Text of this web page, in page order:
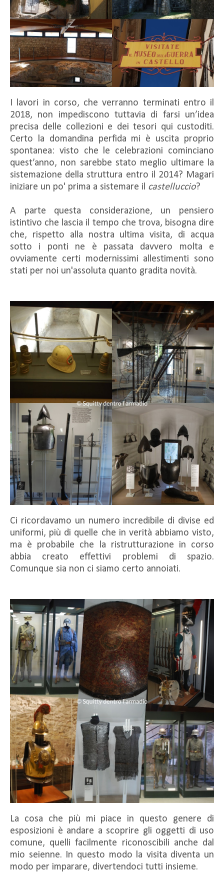
I lavori in corso, che verranno terminati entro il
2018, non impediscono tuttavia di farsi un’idea
precisa delle collezioni e dei tesori qui custoditi.
Certo la domandina perfida mi è uscita proprio
spontanea: visto che le celebrazioni cominciano
quest’anno, non sarebbe stato meglio ultimare la
sistemazione della struttura entro il 2014? Magari
iniziare un po' prima a sistemare il castelluccio?
A parte questa considerazione, un pensiero
istintivo che lascia il tempo che trova, bisogna dire
che, rispetto alla nostra ultima visita, di acqua
sotto i ponti ne è passata davvero molta e
ovviamente certi modernissimi allestimenti sono
stati per noi un'assoluta quanto gradita novità.
Ci ricordavamo un numero incredibile di divise ed
uniformi, più di quelle che in verità abbiamo visto,
ma è probabile che la ristrutturazione in corso
abbia creato effettivi problemi di spazio.
Comunque sia non ci siamo certo annoiati.
La cosa che più mi piace in questo genere di
esposizioni è andare a scoprire gli oggetti di uso
comune, quelli facilmente riconoscibili anche dal
mio seienne. In questo modo la visita diventa un
modo per imparare, divertendoci tutti insieme.